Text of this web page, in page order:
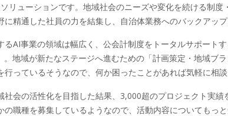
リューションです。地域社会のニーズや変化を続ける制
に精通した社員の力を結集し、自治体業務へのバックアッ
るAI事業の領域は幅広く、公会計制度をトータルサポート
。地域が新たなステージへ進むための「計画策定・地域ブ
っているそうなので、何か困ったことがあれば気軽に相
社会の活性化を目指した結果、3,000超のプロジェクト実
の職種を募集しているようなので、活動内容についてもっ